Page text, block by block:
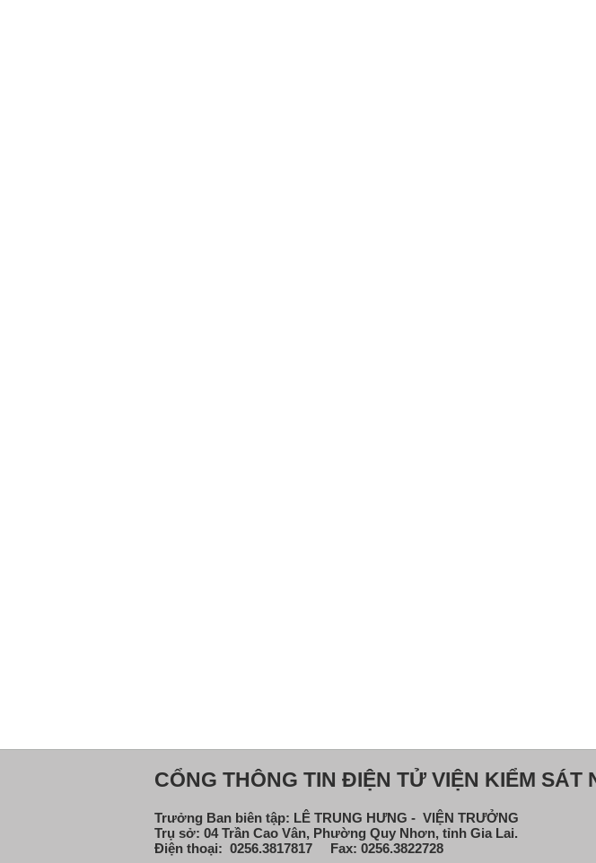
CỔNG THÔNG TIN ĐIỆN TỬ VIỆN KIỂM SÁT
Trưởng Ban biên tập: LÊ TRUNG HƯNG - VIỆN TRƯỞNG
Trụ sở: 04 Trần Cao Vân, Phường Quy Nhơn, tỉnh Gia Lai.
Điện thoại: 0256.3817817 Fax: 0256.3822728